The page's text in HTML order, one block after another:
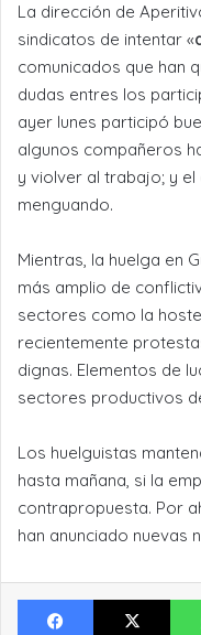
La dirección de
sindicatos de intentar «
comunicados que han
dudas entres los
ayer lunes participó
algunos compañeros
y violver al trabajo; y
menguando.
Mientras, la huelga en
más amplio de
sectores como la
recientemente
dignas. Elementos de
sectores productivos
Los huelguistas
hasta mañana, si la
contrapropuesta. Por
han anunciado nuevas
Facebook X